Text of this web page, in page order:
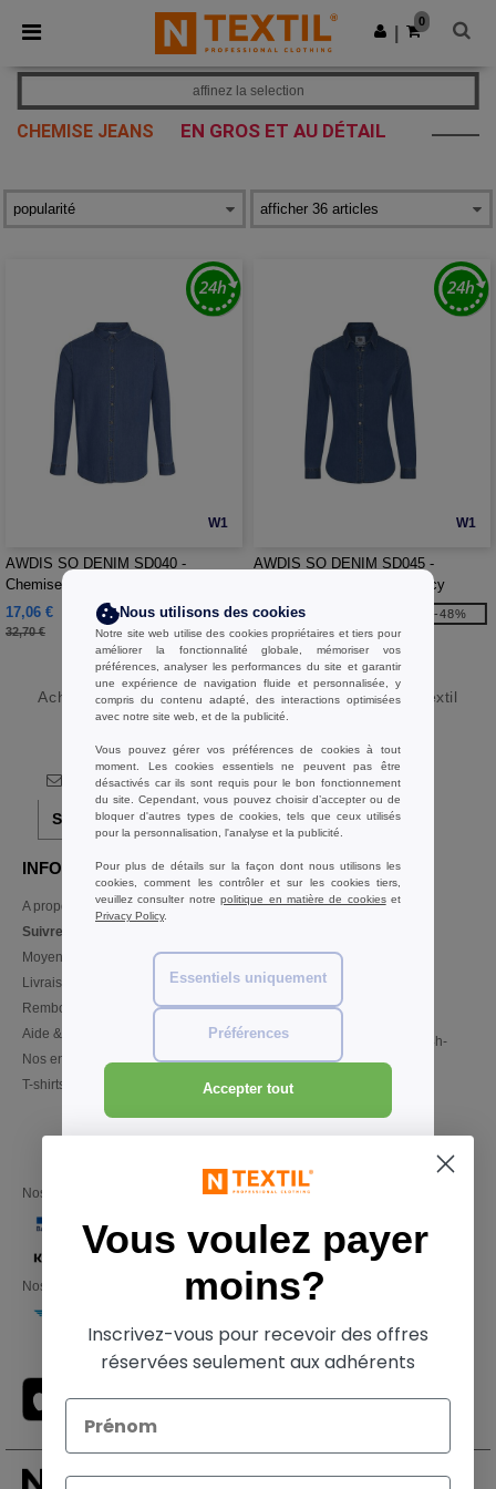
× Appli Ntextil
Meilleurs prix sur l’app !
Obtenir l'appli
0
CHEMISE JEANS EN GROS ET AU DÉTAIL
affinez la selection
W1
AWDIS SO DENIM SD040 -
Chemise en jean homme Jack
17,06 €
32,70 €
-48%
W1
AWDIS SO DENIM SD045 -
Chemise en jean femme Lucy
17,06 €
32,70 €
-48%
AcheterChemise Jeans en gros et au détailchez Ntextil
Belgique
S'abonner!
INFORMATION
A propos de Ntextil
Suivre ma commande
Moyens de paiement
Livraison
Remboursements/retours
Aide & FAQs
Nos engagements
T-shirts en gros local
CONTACTEZ-NOUS
Service Client
Ventes
ventes@ntextil.be
02 586 21 98
Lundi - Jeudi : 10h-13h & 14h-
17h30
Vendredi : 10h-14h
Nos partenaires financiers
Nos transporteurs
Nous utilisons des cookies
Notre site web utilise des cookies propriétaires et tiers pour
améliorer la fonctionnalité globale, mémoriser vos
préférences, analyser les performances du site et garantir
une expérience de navigation fluide et personnalisée, y
compris du contenu adapté, des interactions optimisées
avec notre site web, et de la publicité.
Vous pouvez gérer vos préférences de cookies à tout
moment. Les cookies essentiels ne peuvent pas être
désactivés car ils sont requis pour le bon fonctionnement
du site. Cependant, vous pouvez choisir d’accepter ou de
bloquer d'autres types de cookies, tels que ceux utilisés
pour la personnalisation, l'analyse et la publicité.
Pour plus de détails sur la façon dont nous utilisons les
cookies, comment les contrôler et sur les cookies tiers,
veuillez consulter notrepolitique en matière de cookieset
Privacy Policy.
Essentiels uniquement
Préférences
Accepter tout
Vous voulez payer
moins?
Inscrivez-vous pour recevoir des offres
réservées seulement aux adhérents